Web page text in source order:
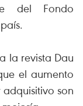
del Fondo
la revista Dau
el aumento
son